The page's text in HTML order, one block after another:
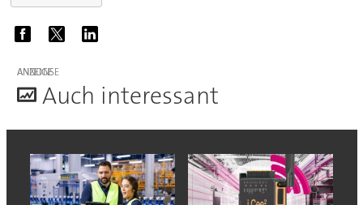
ANZEIGE
Auch interessant